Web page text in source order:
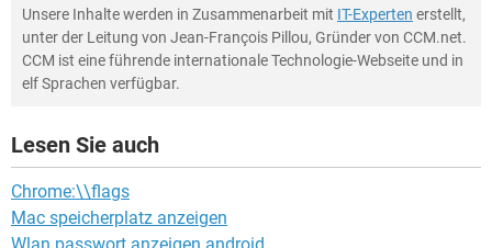
Unsere Inhalte werden in Zusammenarbeit mit IT-Experten erstellt,
unter der Leitung von Jean-François Pillou, Gründer von CCM.net.
CCM ist eine führende internationale Technologie-Webseite und in
elf Sprachen verfügbar.
Lesen Sie auch
Chrome:\\flags
Mac speicherplatz anzeigen